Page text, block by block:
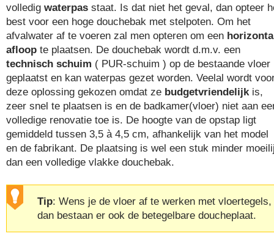
volledig waterpas staat. Is dat niet het geval, dan opteer
best voor een hoge douchebak met stelpoten. Om het
afvalwater af te voeren zal men opteren om een
afloop te plaatsen. De douchebak wordt d.m.v. een
technisch schuim ( PUR-schuim ) op de bestaande vloer
geplaatst en kan waterpas gezet worden. Veelal wordt
deze oplossing gekozen omdat ze budgetvriendelijk is,
zeer snel te plaatsen is en de badkamer(vloer) niet aan
volledige renovatie toe is. De hoogte van de opstap ligt
gemiddeld tussen 3,5 à 4,5 cm, afhankelijk van het model
en de fabrikant. De plaatsing is wel een stuk minder
dan een volledige vlakke douchebak.
Tip: Wens je de vloer af te werken met vloertegels,
dan bestaan er ook de betegelbare doucheplaat.